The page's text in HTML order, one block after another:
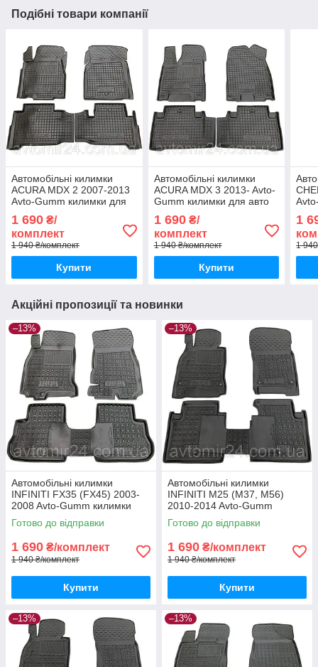
Подібні товари компанії
Автомобільні килимки
ACURA MDX 2 2007-2013
Avto-Gumm килимки для
2013 Автогум
1 690 ₴/
комплект
1 940 ₴/комплект
Купити
Автомобільні килимки
ACURA MDX 3 2013- Avto-
Gumm килимки для авто
Автогум
1 690₴/
комплект
1 940 ₴/комплект
Купити
1
1
Акційні пропозиції та новинки
–13%
Автомобільні килимки
INFINITI FX35 (FX45) 2003-
2008 Avto-Gumm килимки
для авто ІНФІНІТІ ФХ35
(ФХ45) 2003-2008 Автогум
Готово до відправки
1 690 ₴/комплект
1 940 ₴/комплект
Купити
–13%
Автомобільні килимки
INFINITI M25 (M37, M56)
2010-2014 Avto-Gumm
килимки для авто ІНФІНІТІ
М25 (М37, М56) 2010-2014
Готово до відправки
1 690 ₴/комплект
1 940 ₴/комплект
Купити
–13% –13%